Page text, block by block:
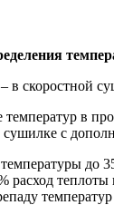
в скоростной
температур в
с
до
теплоты